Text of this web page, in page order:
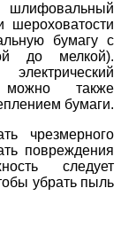
шероховатости
бумагу с
до мелкой).
также
бумаги.
чрезмерного
повреждения
следует
убрать пыль